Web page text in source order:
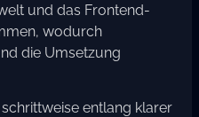
und das Frontend-
wodurch
die Umsetzung
entlang klarer